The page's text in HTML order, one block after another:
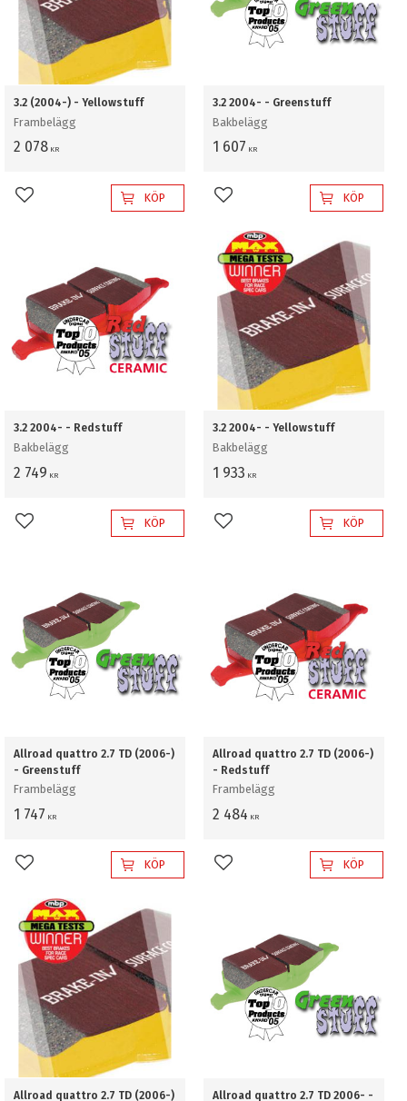
3.2 (2004-) - Yellowstuff
Frambelägg
2 078 KR
Lägg till i favoriterKÖP
3.2 2004- - Greenstuff
Bakbelägg
1 607 KR
Lägg till i favoriterKÖP
3.2 2004- - Redstuff
Bakbelägg
2 749 KR
Lägg till i favoriterKÖP
3.2 2004- - Yellowstuff
Bakbelägg
1 933 KR
Lägg till i favoriterKÖP
Allroad quattro 2.7 TD (2006-)
- Greenstuff
Frambelägg
1 747 KR
Lägg till i favoriterKÖP
Allroad quattro 2.7 TD (2006-)
- Redstuff
Frambelägg
2 484 KR
Lägg till i favoriterKÖP
Allroad quattro 2.7 TD (2006-) Allroad quattro 2.7 TD 2006- -